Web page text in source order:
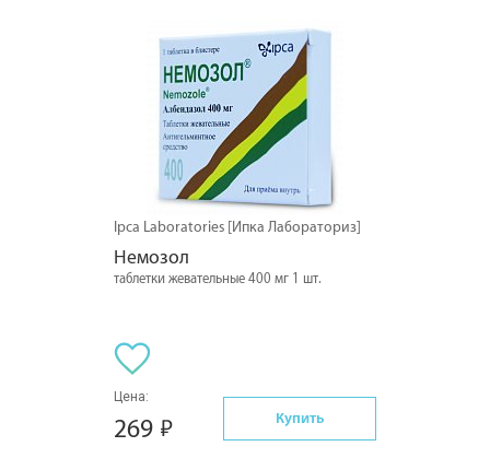
Ipca Laboratories [Ипка Лабораториз]
Немозол
таблетки жевательные 400 мг 1 шт.
Цена:
269 Купить